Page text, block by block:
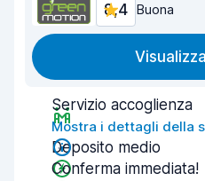
8,4 Buona
Servizio accoglienza
Mostra i dettagli della
Deposito medio
Conferma immediata!